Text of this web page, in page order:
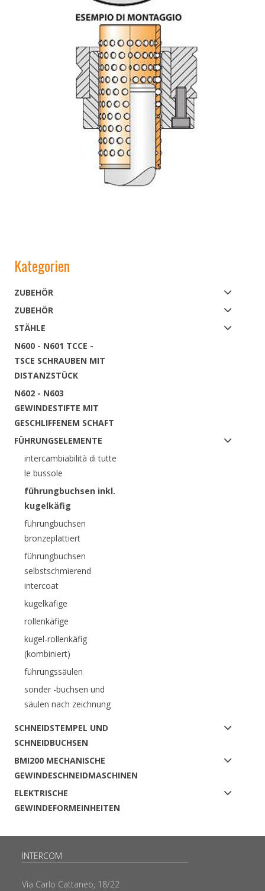
Kategorien
ZUBEHÖR
ZUBEHÖR
STÄHLE
N600 - N601 TCCE -
TSCE SCHRAUBEN MIT
DISTANZSTÜCK
N602 - N603
GEWINDESTIFTE MIT
GESCHLIFFENEM SCHAFT
FÜHRUNGSELEMENTE
intercambiabilità di tutte
le bussole
führungbuchsen inkl.
kugelkäfig
führungbuchsen
bronzeplattiert
führungbuchsen
selbstschmierend
intercoat
kugelkäfige
rollenkäfige
kugel-rollenkäfig
(kombiniert)
führungssäulen
sonder -buchsen und
säulen nach zeichnung
SCHNEIDSTEMPEL UND
SCHNEIDBUCHSEN
BMI200 MECHANISCHE
GEWINDESCHNEIDMASCHINEN
ELEKTRISCHE
GEWINDEFORMEINHEITEN
INTERCOM
Via Carlo Cattaneo, 18/22